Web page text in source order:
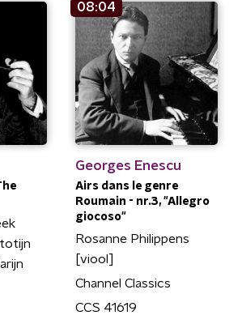
08:04
Georges Enescu
Airs dans le genre
Roumain - nr.3, "Allegro
giocoso"
Rosanne Philippens
[viool]
Channel Classics
CCS 41619